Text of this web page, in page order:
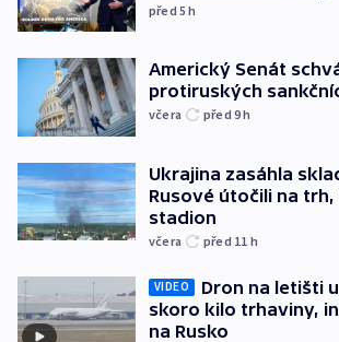
před 5h
Americký Senát
protiruských
včera před 9h
Ukrajina zasáhla
Rusové útočili na trh,
stadion
včera před 11 h
VIDEO
Dron na letišti
skoro kilo trhaviny,
na Rusko